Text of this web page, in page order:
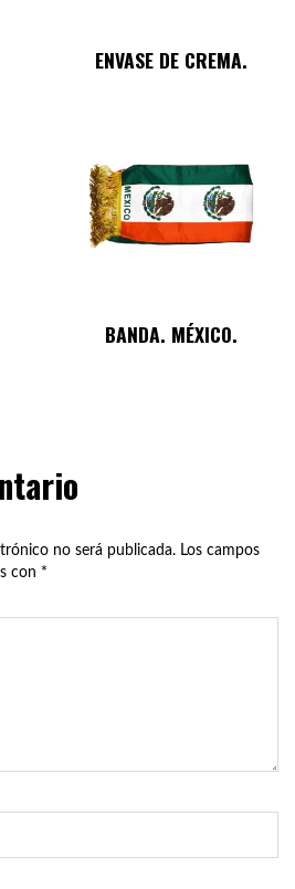
ENVASE DE CREMA.
BANDA. MÉXICO.
no será publicada. Los campos
con *